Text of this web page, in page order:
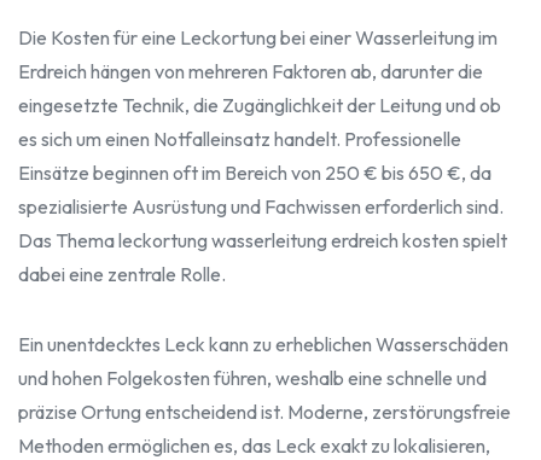
Die Kosten für eine Leckortung bei einer Wasserleitung im
Erdreich hängen von mehreren Faktoren ab, darunter die
eingesetzte Technik, die Zugänglichkeit der Leitung und ob
es sich um einen Notfalleinsatz handelt. Professionelle
Einsätze beginnen oft im Bereich von 250 € bis 650 €, da
spezialisierte Ausrüstung und Fachwissen erforderlich sind.
Das Thema leckortung wasserleitung erdreich kosten spielt
dabei eine zentrale Rolle.
Ein unentdecktes Leck kann zu erheblichen Wasserschäden
und hohen Folgekosten führen, weshalb eine schnelle und
präzise Ortung entscheidend ist. Moderne, zerstörungsfreie
Methoden ermöglichen es, das Leck exakt zu lokalisieren,